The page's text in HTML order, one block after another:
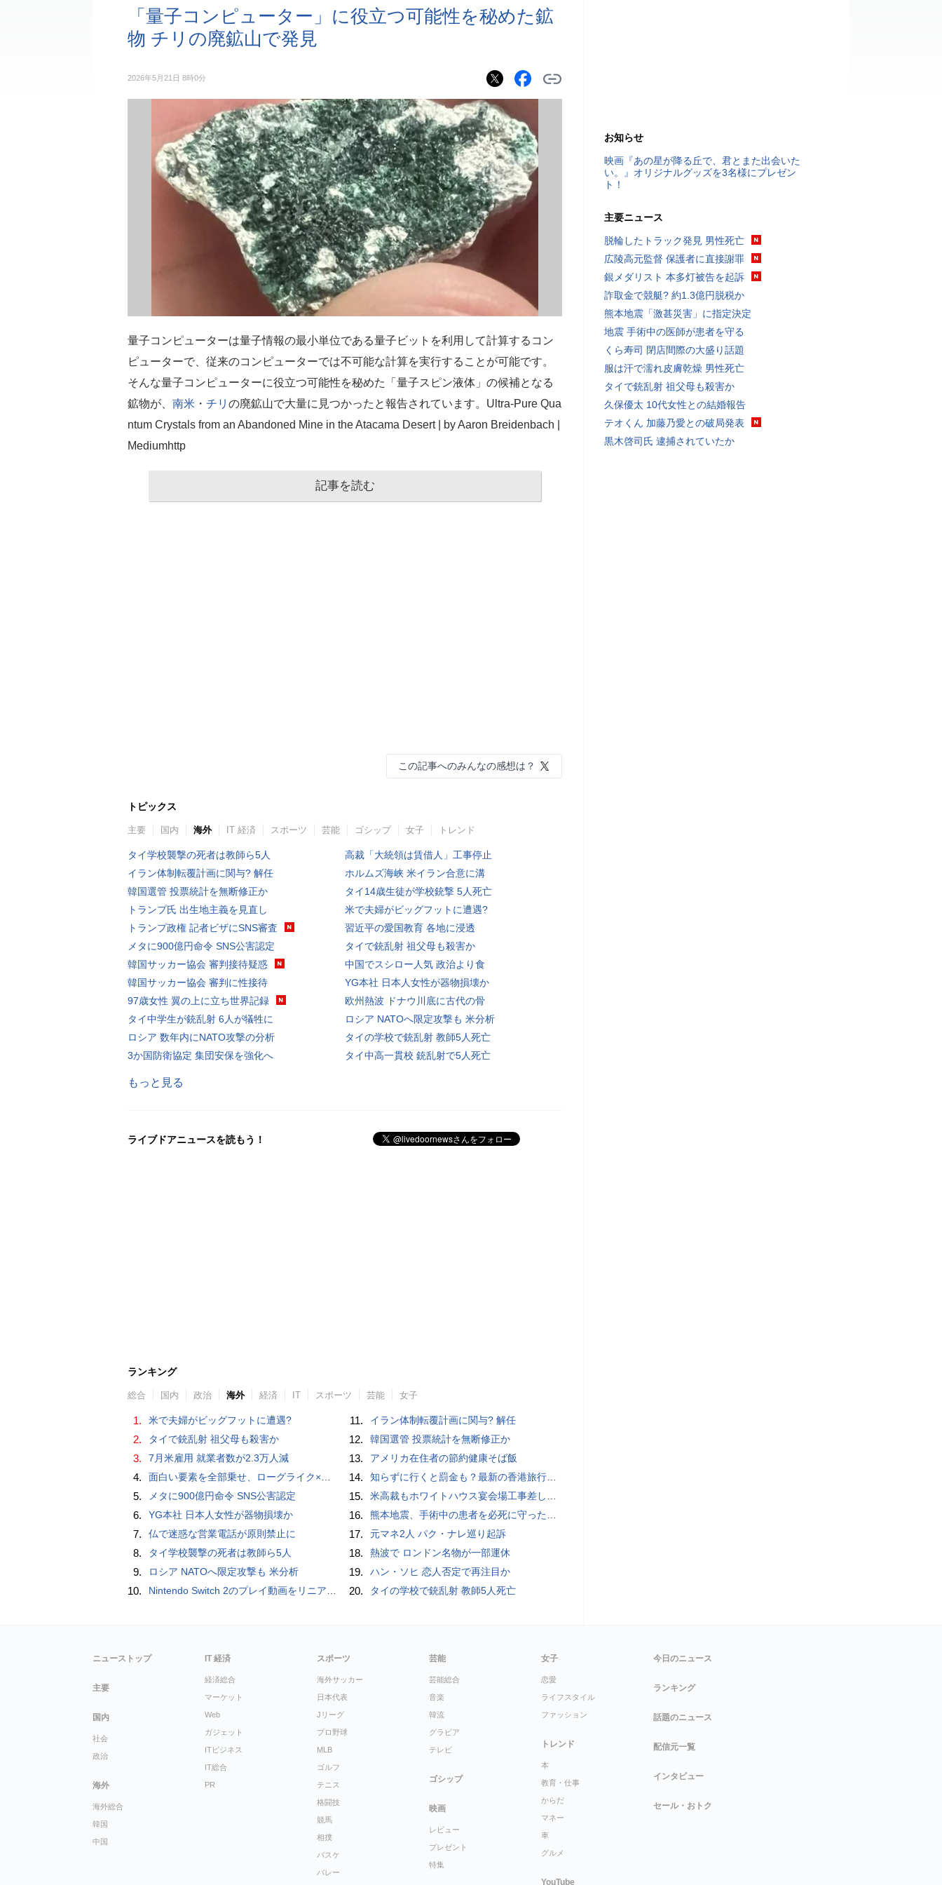
「量子コンピューター」に役立つ可能性を秘めた鉱
物 チリの廃鉱山で発見
2026年5月21日 8時0分
量子コンピューターは量子情報の最小単位である量子ビットを利用して計算するコン
ピューターで、従来のコンピューターでは不可能な計算を実行することが可能です。
そんな量子コンピューターに役立つ可能性を秘めた「量子スピン液体」の候補となる
鉱物が、 南米 ・ チリ の廃鉱山で大量に見つかったと報告されています。Ultra-Pure Qua
ntum Crystals from an Abandoned Mine in the Atacama Desert | by Aaron Breidenbach |
Mediumhttp
記事を読む
この記事へのみんなの感想は？
トピックス
主要 国内 海外 IT 経済 スポーツ 芸能 ゴシップ 女子 トレンド
タイ学校襲撃の死者は教師ら5人
イラン体制転覆計画に関与? 解任
韓国選管 投票統計を無断修正か
トランプ氏 出生地主義を見直し
トランプ政権 記者ビザにSNS審査
メタに900億円命令 SNS公害認定
韓国サッカー協会 審判接待疑惑
韓国サッカー協会 審判に性接待
97歳女性 翼の上に立ち世界記録
タイ中学生が銃乱射 6人が犠牲に
ロシア 数年内にNATO攻撃の分析
3か国防衛協定 集団安保を強化へ
高裁「大統領は賃借人」工事停止
ホルムズ海峡 米イラン合意に溝
タイ14歳生徒が学校銃撃 5人死亡
米で夫婦がビッグフットに遭遇?
習近平の愛国教育 各地に浸透
タイで銃乱射 祖父母も殺害か
中国でスシロー人気 政治より食
YG本社 日本人女性が器物損壊か
欧州熱波 ドナウ川底に古代の骨
ロシア NATOへ限定攻撃も 米分析
タイの学校で銃乱射 教師5人死亡
タイ中高一貫校 銃乱射で5人死亡
もっと見る
ライブドアニュースを読もう！
ランキング
総合 国内 政治 海外 経済 IT スポーツ 芸能 女子
1. 米で夫婦がビッグフットに遭遇?
2. タイで銃乱射 祖父母も殺害か
3. 7月米雇用 就業者数が2.3万人減
4. 面白い要素を全部乗せ、ローグライク×デッキ構築×パーティ制RPGの「Chrono Ark」を遊んでみた
5. メタに900億円命令 SNS公害認定
6. YG本社 日本人女性が器物損壊か
7. 仏で迷惑な営業電話が原則禁止に
8. タイ学校襲撃の死者は教師ら5人
9. ロシア NATOへ限定攻撃も 米分析
10. Nintendo Switch 2のプレイ動画をリニアPCMサラウンドで録画する方法、Blackmagic Designのキャプチャーボード「UltraStudio Express Recorder 3G」を使ってみた
11. イラン体制転覆計画に関与? 解任
12. 韓国選管 投票統計を無断修正か
13. アメリカ在住者の節約健康そば飯
14. 知らずに行くと罰金も？最新の香港旅行で「絶対にやってはいけない」20のルール
15. 米高裁もホワイトハウス宴会場工事差し止め
16. 熊本地震、手術中の患者を必死に守った医師らに中国ネット「泣ける」「職責を全うした」
17. 元マネ2人 パク・ナレ巡り起訴
18. 熱波で ロンドン名物が一部運休
19. ハン・ソヒ 恋人否定で再注目か
20. タイの学校で銃乱射 教師5人死亡
お知らせ
映画『あの星が降る丘で、君とまた出会いた
い。』オリジナルグッズを3名様にプレゼン
ト！
主要ニュース
脱輪したトラック発見 男性死亡
広陵高元監督 保護者に直接謝罪
銀メダリスト 本多灯被告を起訴
詐取金で競艇? 約1.3億円脱税か
熊本地震「激甚災害」に指定決定
地震 手術中の医師が患者を守る
くら寿司 閉店間際の大盛り話題
服は汗で濡れ皮膚乾燥 男性死亡
タイで銃乱射 祖父母も殺害か
久保優太 10代女性との結婚報告
テオくん 加藤乃愛との破局発表
黒木啓司氏 逮捕されていたか
ニューストップ
主要
国内
社会
政治
海外
海外総合
韓国
中国
IT 経済
経済総合
マーケット
Web
ガジェット
ITビジネス
IT総合
PR
スポーツ
海外サッカー
日本代表
Jリーグ
プロ野球
MLB
ゴルフ
テニス
格闘技
競馬
相撲
バスケ
バレー
芸能
芸能総合
音楽
韓流
グラビア
テレビ
ゴシップ
映画
レビュー
プレゼント
特集
女子
恋愛
ライフスタイル
ファッション
トレンド
本
教育・仕事
からだ
マネー
車
グルメ
YouTube
今日のニュース
ランキング
話題のニュース
配信元一覧
インタビュー
セール・おトク